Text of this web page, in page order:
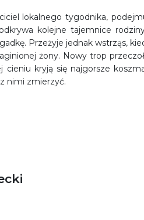
lokalnego tygodnika,
kolejne tajemnice
Przeżyje jednak wstrząs,
żony. Nowy trop
cieniu kryją się najgorsze
nimi zmierzyć.